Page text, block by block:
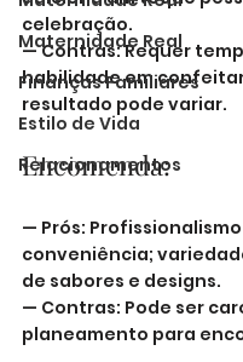
Maternidade Real
Finanças Familiares
Estilo de Vida
Relacionamentos
celebração.
— Contras: Requer
habilidade em
resultado pode variar.
Encomenda:
— Prós:
conveniência;
de sabores e designs.
— Contras: Pode ser
planeamento para